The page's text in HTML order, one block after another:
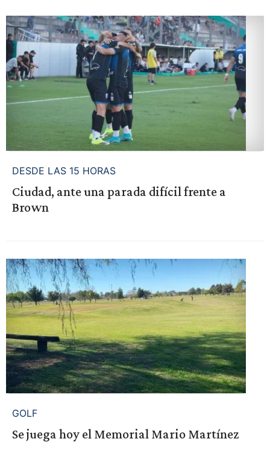
DESDE LAS 15 HORAS
Ciudad, ante una parada difícil frente a
Brown
GOLF
Se juega hoy el Memorial Mario Martínez